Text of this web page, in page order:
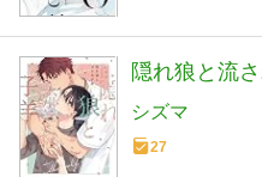
隠れ狼と流
シズマ
27